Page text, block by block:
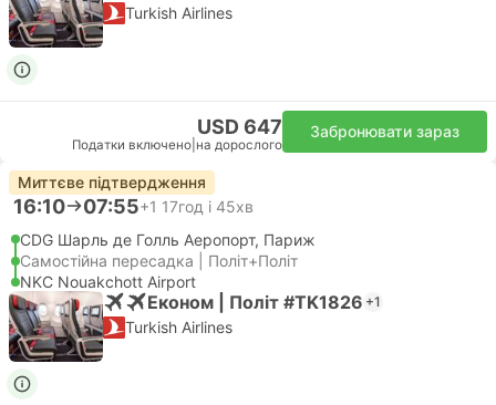
Turkish Airlines
USD 647
Податки включено на дорослого
Забронювати зараз
Миттєве підтвердження
16:10 07:55+1 17год і 45хв
CDG Шарль де Голль Аеропорт, Париж
Самостійна пересадка | Політ+Політ
NKC Nouakchott Airport
Економ | Політ #TK1826 +1
Turkish Airlines